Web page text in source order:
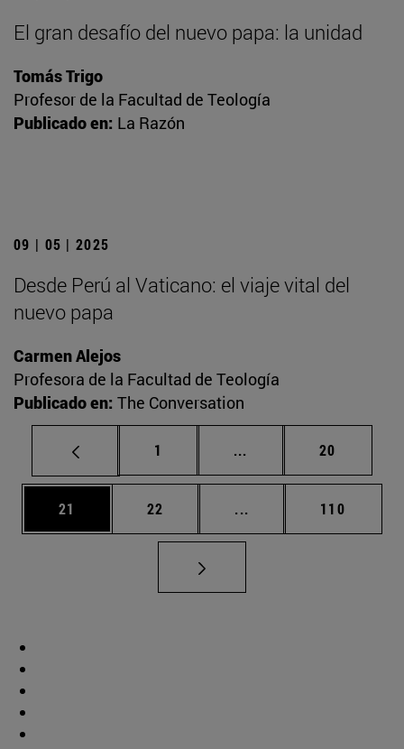
El gran desafío del nuevo papa: la unidad
Tomás Trigo
Profesor de la Facultad de Teología
Publicado en: La Razón
09 | 05 | 2025
Desde Perú al Vaticano: el viaje vital del
nuevo papa
Carmen Alejos
Profesora de la Facultad de Teología
Publicado en: The Conversation
Página
1 ... Páginas intermedias
Página
20
Página
21 Página
22 ... Páginas intermedias
Página
110